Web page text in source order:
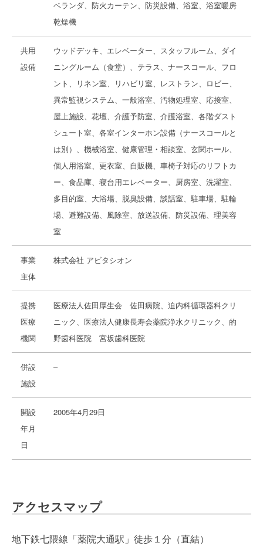
ベランダ、防火カーテン、防災設備、浴室、浴室暖房
乾燥機
共用
設備
ウッドデッキ、エレベーター、スタッフルーム、ダイ
ニングルーム（食堂）、テラス、ナースコール、フロ
ント、リネン室、リハビリ室、レストラン、ロビー、
異常監視システム、一般浴室、汚物処理室、応接室、
屋上施設、花壇、介護予防室、介護浴室、各階ダスト
シュート室、各室インターホン設備（ナースコールと
は別）、機械浴室、健康管理・相談室、玄関ホール、
個人用浴室、更衣室、自販機、車椅子対応のリフトカ
ー、食品庫、寝台用エレベーター、厨房室、洗濯室、
多目的室、大浴場、脱臭設備、談話室、駐車場、駐輪
場、避難設備、風除室、放送設備、防災設備、理美容
室
事業
主体
株式会社 アビタシオン
提携
医療
機関
医療法人佐田厚生会 佐田病院、迫内科循環器科クリ
ニック、医療法人健康長寿会薬院浄水クリニック、的
野歯科医院 宮坂歯科医院
併設
施設
–
開設
年月
日
2005年4月29日
アクセスマップ
地下鉄七隈線「薬院大通駅」徒歩１分（直結）